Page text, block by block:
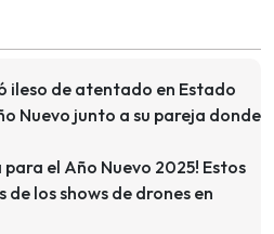
ileso de atentado en Estado
Nuevo junto a su pareja donde
para el Año Nuevo 2025! Estos
los shows de drones en